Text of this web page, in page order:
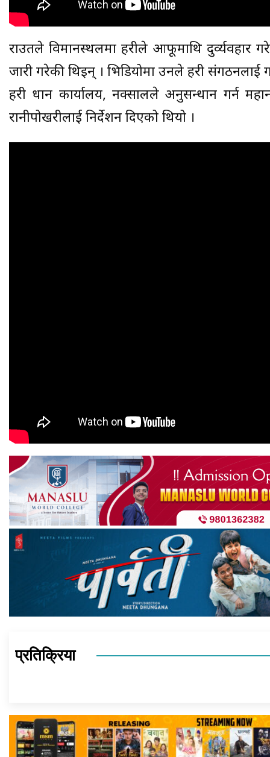
राउतले विमानस्थलमा प्रहरीले आफूमाथि दुर्व्यवहार
जारी गरेकी थिइन् । भिडियोमा उनले प्रहरी
प्रहरी प्रधान कार्यालय, नक्सालले अनुसन्धान गर्न
रानीपोखरीलाई निर्देशन दिएको थियो ।
प्रतिक्रिया